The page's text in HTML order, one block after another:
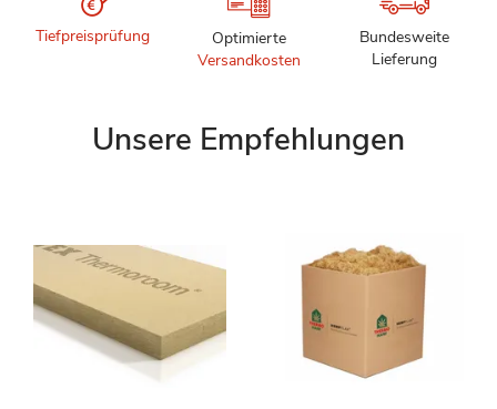
Tiefpreisprüfung
Optimierte
Versandkosten
Bundesweite
Lieferung
Unsere Empfehlungen